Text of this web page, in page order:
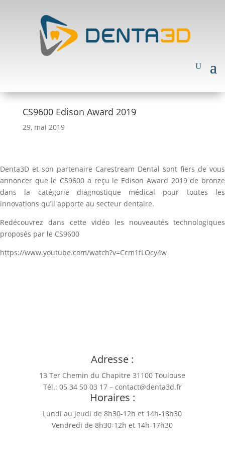
CS9600 Edison Award 2019
29, mai 2019
Denta3D et son partenaire Carestream Dental sont fiers de vous
annoncer que le CS9600 a reçu le Edison Award 2019 de bronze
dans la catégorie diagnostique médical pour toutes les
innovations qu’il apporte au secteur dentaire.
Redécouvrez dans cette vidéo les nouveautés technologiques
proposés par le CS9600
https://www.youtube.com/watch?v=Ccm1fLOcy4w
Adresse :
13 Ter Chemin du Chapitre31100 Toulouse
Tél.: 05 34 50 03 17 – contact@denta3d.fr
Horaires :
Lundi au jeudi de 8h30-12h et 14h-18h30
Vendredi de 8h30-12h et 14h-17h30